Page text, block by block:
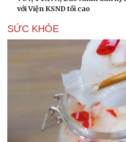
với Viện KSND tối cao
SỨC KHỎE